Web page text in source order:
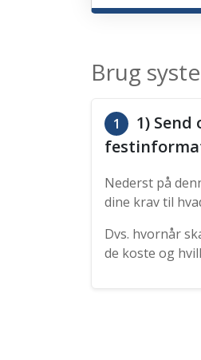
Brug
1
1) Send
Nederst på
dine krav til
Dvs. hvornår
de koste og